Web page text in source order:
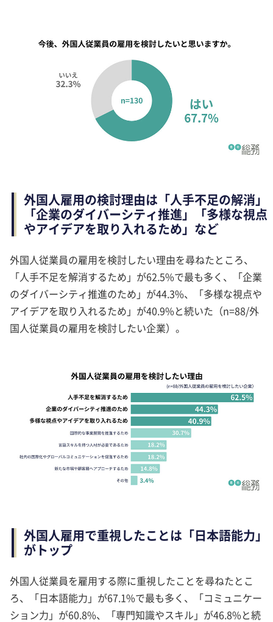
外国人雇用の検討理由は「人手不足の解消」
「企業のダイバーシティ推進」「多様な視点
やアイデアを取り入れるため」など
外国人従業員の雇用を検討したい理由を尋ねたところ、
「人手不足を解消するため」が62.5%で最も多く、「企業
のダイバーシティ推進のため」が44.3%、「多様な視点や
アイデアを取り入れるため」が40.9%と続いた（n=88/外
国人従業員の雇用を検討したい企業）。
外国人雇用で重視したことは「日本語能力」
がトップ
外国人従業員を雇用する際に重視したことを尋ねたとこ
ろ、「日本語能力」が67.1%で最も多く、「コミュニケー
ション力」が60.8%、「専門知識やスキル」が46.8%と続